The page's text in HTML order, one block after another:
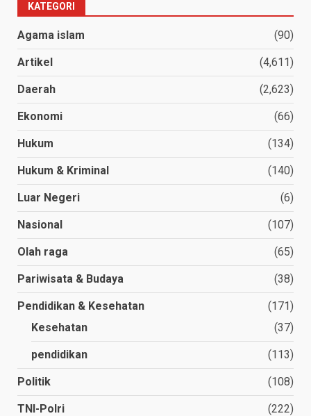
KATEGORI
Agama islam (90)
Artikel (4,611)
Daerah (2,623)
Ekonomi (66)
Hukum (134)
Hukum & Kriminal (140)
Luar Negeri (6)
Nasional (107)
Olah raga (65)
Pariwisata & Budaya (38)
Pendidikan & Kesehatan
(171)
Kesehatan
(37)
pendidikan (113)
Politik (108)
TNI-Polri (222)